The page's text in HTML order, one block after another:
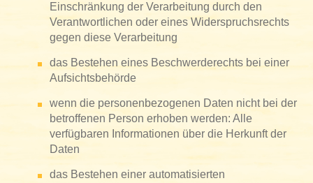
Einschränkung der Verarbeitung durch den
Verantwortlichen oder eines Widerspruchsrechts
gegen diese Verarbeitung
das Bestehen eines Beschwerderechts bei einer
Aufsichtsbehörde
wenn die personenbezogenen Daten nicht bei der
betroffenen Person erhoben werden: Alle
verfügbaren Informationen über die Herkunft der
Daten
das Bestehen einer automatisierten